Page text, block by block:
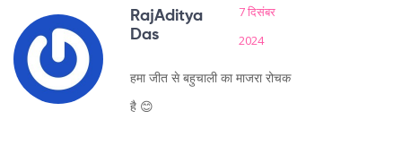
RajAditya
Das
7 दिसंबर
2024
हमा जीत से बहुचाली का माजरा रोचक
है 😊